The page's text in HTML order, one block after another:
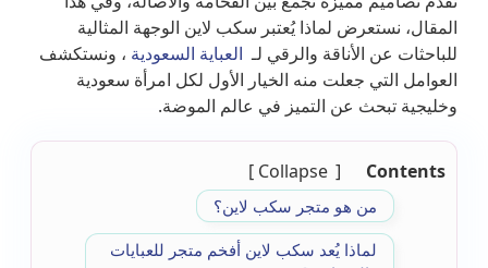
المقال، نستعرض لماذا يُعتبر سكب لاين الوجهة المثالية
للباحثات عن الأناقة والرقي لـ العباية السعودية ، ونستكشف
العوامل التي جعلت منه الخيار الأول لكل امرأة سعودية
وخليجية تبحث عن التميز في عالم الموضة.
Contents
Collapse
من هو متجر سكب لاين؟
لماذا يُعد سكب لاين أفخم متجر للعبايات